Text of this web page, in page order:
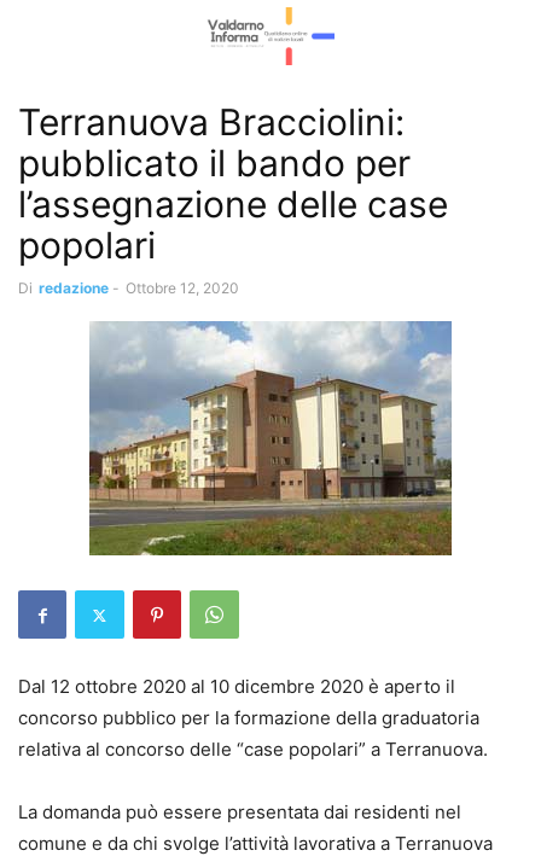
Terranuova Bracciolini:
pubblicato il bando per
l’assegnazione delle case
popolari
Di redazione - Ottobre 12, 2020
Dal 12 ottobre 2020 al 10 dicembre 2020 è aperto il
concorso pubblico per la formazione della graduatoria
relativa al concorso delle “case popolari” a Terranuova.
La domanda può essere presentata dai residenti nel
comune e da chi svolge l’attività lavorativa a Terranuova